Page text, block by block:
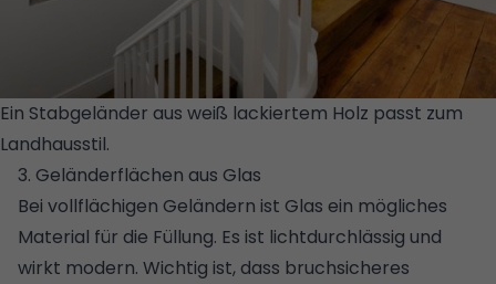
Ein Stabgeländer aus weiß lackiertem Holz passt zum
Landhausstil.
3. Geländerflächen aus Glas
Bei vollflächigen Geländern ist Glas ein mögliches
Material für die Füllung. Es ist lichtdurchlässig und
wirkt modern. Wichtig ist, dass bruchsicheres